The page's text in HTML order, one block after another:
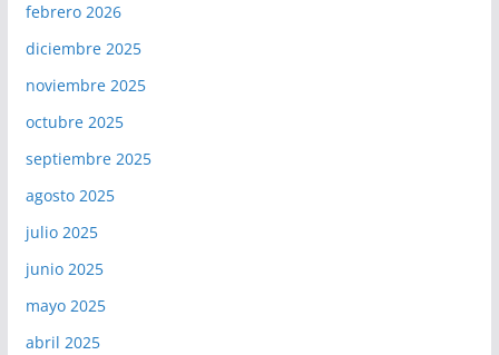
febrero 2026
diciembre 2025
noviembre 2025
octubre 2025
septiembre 2025
agosto 2025
julio 2025
junio 2025
mayo 2025
abril 2025